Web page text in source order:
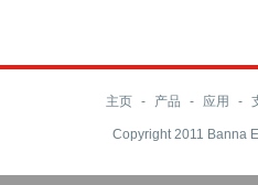
主页 - 产品 - 应用 -
Copyright 2011 Banna